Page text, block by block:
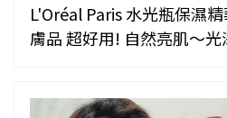
L'Oréal Paris 水光瓶保濕
膚品 超好用! 自然亮肌～